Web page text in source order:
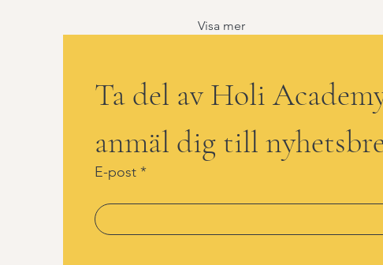
Visa mer
Ta del av Holi
anmäl dig till
E-post